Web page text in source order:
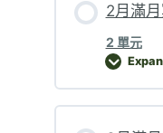
2月滿
2 單元
2月